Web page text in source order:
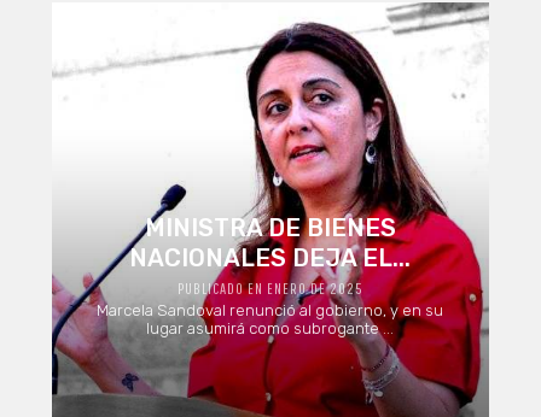
MINISTRA DE BIENES
NACIONALES DEJA EL...
PUBLICADO EN ENERO DE 2025
Marcela Sandoval renunció al gobierno, y en su
lugar asumirá como subrogante ...